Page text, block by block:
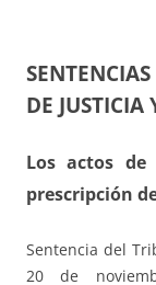
DE
Los actos
prescripción
Sentencia del
20 de